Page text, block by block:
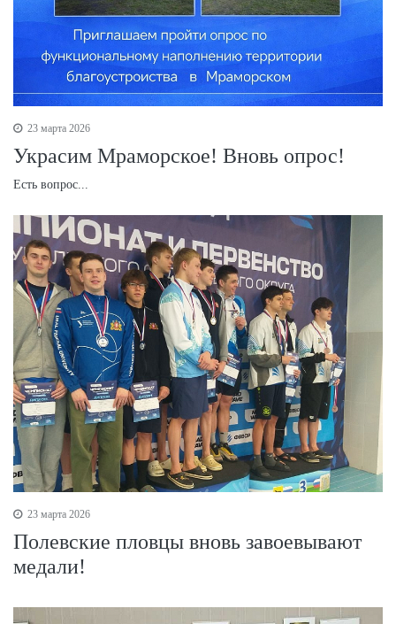
23 марта 2026
Украсим Мраморское! Вновь опрос!
Есть вопрос...
23 марта 2026
Полевские пловцы вновь завоевывают
медали!